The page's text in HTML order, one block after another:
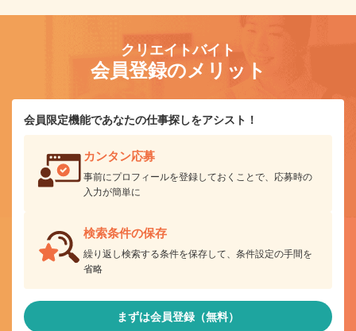
クリエイトバイト
会員登録のメリット
会員限定機能であなたの仕事探しをアシスト！
カンタン応募
事前にプロフィールを登録しておくことで、応募時の
入力が簡単に
検索条件の保存
繰り返し検索する条件を保存して、条件設定の手間を
省略
まずは会員登録（無料）